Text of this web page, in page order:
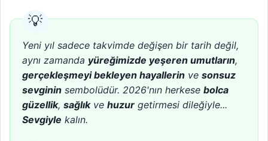
Yeni yıl sadece takvimde değişen bir tarih değil,
aynı zamanda yüreğimizde yeşeren umutların,
gerçekleşmeyi bekleyen hayallerin ve sonsuz
sevginin sembolüdür. 2026'nın herkese bolca
güzellik, sağlıkve huzur getirmesi dileğiyle...
Sevgiyle kalın.